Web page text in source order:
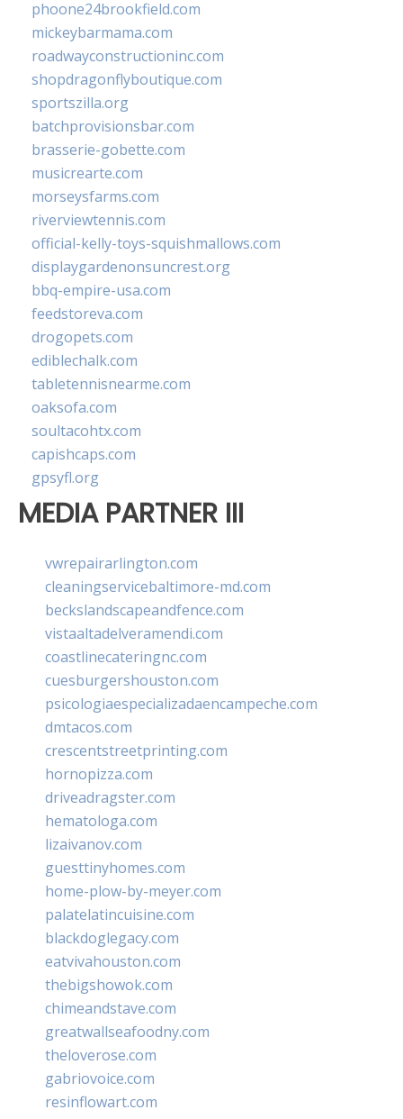
phoone24brookfield.com
mickeybarmama.com
roadwayconstructioninc.com
shopdragonflyboutique.com
sportszilla.org
batchprovisionsbar.com
brasserie-gobette.com
musicrearte.com
morseysfarms.com
riverviewtennis.com
official-kelly-toys-squishmallows.com
displaygardenonsuncrest.org
bbq-empire-usa.com
feedstoreva.com
drogopets.com
ediblechalk.com
tabletennisnearme.com
oaksofa.com
soultacohtx.com
capishcaps.com
gpsyfl.org
MEDIA PARTNER III
vwrepairarlington.com
cleaningservicebaltimore-md.com
beckslandscapeandfence.com
vistaaltadelveramendi.com
coastlinecateringnc.com
cuesburgershouston.com
psicologiaespecializadaencampeche.com
dmtacos.com
crescentstreetprinting.com
hornopizza.com
driveadragster.com
hematologa.com
lizaivanov.com
guesttinyhomes.com
home-plow-by-meyer.com
palatelatincuisine.com
blackdoglegacy.com
eatvivahouston.com
thebigshowok.com
chimeandstave.com
greatwallseafoodny.com
theloverose.com
gabriovoice.com
resinflowart.com